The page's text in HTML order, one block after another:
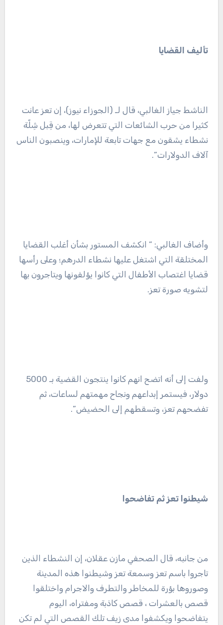
تأليف القضايا
الناشط جياز الغالبي، قال لـ (الجوزاء نيوز)، إن تعز عانت
كثيرا من حرب الشائعات التي تتعرض لها، من قِبل شِلّة
نشطاء يشقون مع جهات تابعة للإمارات، وينصبون الناس
آلاف الدولارات”.
وأضاف الغالبي: ” انكشف المستور بشأن أغلب القضايا
المختلقة التي اشتغل عليها نشطاء الدرهم؛ وعلى رأسها
قضايا اغتصاب الأطفال التي كانوا يؤلفونها ويتاجرون بها
لتشويه صورة تعز.
ولفت إلى أنه اتضح انهم كانوا ينتجون القضية بـ 5000
دولار، فيستمر إبداعهم ونجاح مهمتهم لساعات، ثم
تفضحهم تعز، وتسقطهم إلى الحضيض”.
شيطنوا تعز ثم تفاضحوا
من جانبه، قال الصحفي مازن عقلان، إن النشطاء الذين
تاجروا باسم تعز وسمعة تعز وشيطنوا هذه المدينة
وصوروها بؤرة للمخاطر والتطرف والاجرام واختلقوا
قصص بالعشرات ، قصص كاذبة ومفتراه، اليوم
يتفاضحوا ويكشفوا مدى زيف تلك القصص التي لم تكن